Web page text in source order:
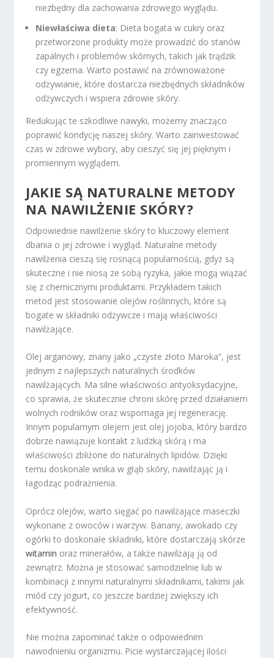
niezbędny dla zachowania zdrowego wyglądu.
Niewłaściwa dieta: Dieta bogata w cukry oraz
przetworzone produkty może prowadzić do stanów
zapalnych i problemów skórnych, takich jak trądzik
czy egzema. Warto postawić na zrównoważone
odżywianie, które dostarcza niezbędnych składników
odżywczych i wspiera zdrowie skóry.
Redukując te szkodliwe nawyki, możemy znacząco
poprawić kondycję naszej skóry. Warto zainwestować
czas w zdrowe wybory, aby cieszyć się jej pięknym i
promiennym wyglądem.
JAKIE SĄ NATURALNE METODY
NA NAWILŻENIE SKÓRY?
Odpowiednie nawilżenie skóry to kluczowy element
dbania o jej zdrowie i wygląd. Naturalne metody
nawilżenia cieszą się rosnącą popularnością, gdyż są
skuteczne i nie niosą ze sobą ryzyka, jakie mogą wiązać
się z chemicznymi produktami. Przykładem takich
metod jest stosowanie olejów roślinnych, które są
bogate w składniki odżywcze i mają właściwości
nawilżające.
Olej arganowy, znany jako „czyste złoto Maroka”, jest
jednym z najlepszych naturalnych środków
nawilżających. Ma silne właściwości antyoksydacyjne,
co sprawia, że skutecznie chroni skórę przed działaniem
wolnych rodników oraz wspomaga jej regenerację.
Innym popularnym olejem jest olej jojoba, który bardzo
dobrze nawiązuje kontakt z ludzką skórą i ma
właściwości zbliżone do naturalnych lipidów. Dzięki
temu doskonale wnika w głąb skóry, nawilżając ją i
łagodząc podrażnienia.
Oprócz olejów, warto sięgać po nawilżające maseczki
wykonane z owoców i warzyw. Banany, awokado czy
ogórki to doskonałe składniki, które dostarczają skórze
witamin oraz minerałów, a także nawilżają ją od
zewnątrz. Można je stosować samodzielnie lub w
kombinacji z innymi naturalnymi składnikami, takimi jak
miód czy jogurt, co jeszcze bardziej zwiększy ich
efektywność.
Nie można zapominać także o odpowiednim
nawodnieniu organizmu. Picie wystarczającej ilości